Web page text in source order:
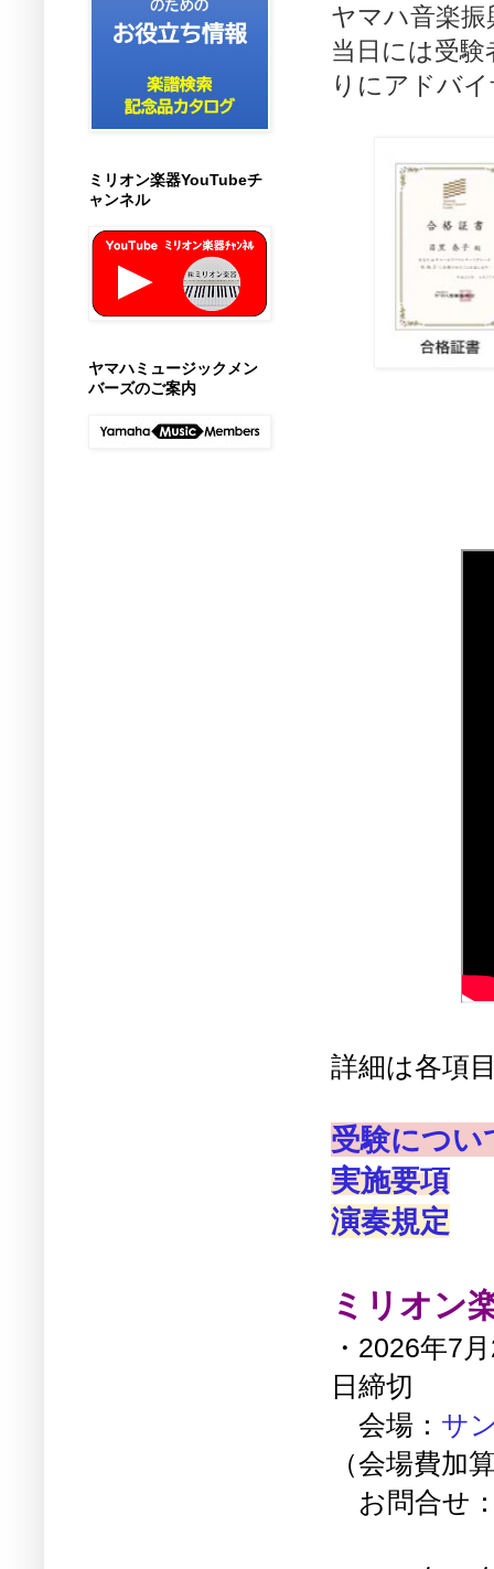
ヤマハ音楽
当日には受
りにアドバ
詳細は各項
受験につい
実施要項
演奏規定
ミリオン
・2026年7
日締切
会場： サ
（会場費加
お問合せ
ミリオン楽器YouTubeチ
ャンネル
ヤマハミュージックメン
バーズのご案内